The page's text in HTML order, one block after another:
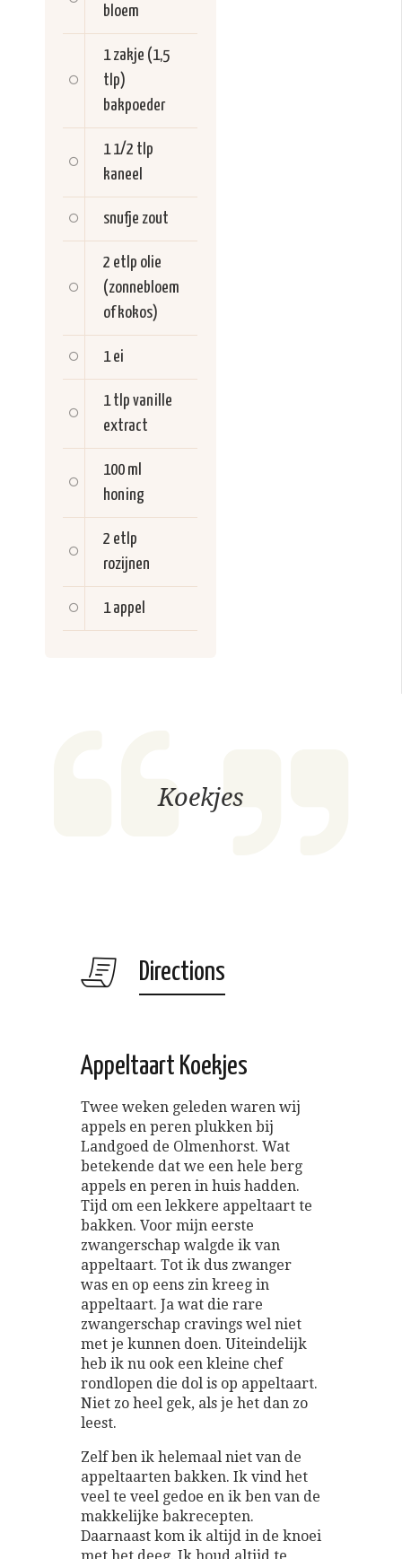
bloem
1 zakje (1,5
tlp)
bakpoeder
1 1/2 tlp
kaneel
snufje zout
2 etlp olie
(zonnebloem
of kokos)
1 ei
1 tlp vanille
extract
100 ml
honing
2 etlp
rozijnen
1 appel
Koekjes
Directions
Appeltaart Koekjes
Twee weken geleden waren wij
appels en peren plukken bij
Landgoed de Olmenhorst. Wat
betekende dat we een hele berg
appels en peren in huis hadden.
Tijd om een lekkere appeltaart te
bakken. Voor mijn eerste
zwangerschap walgde ik van
appeltaart. Tot ik dus zwanger
was en op eens zin kreeg in
appeltaart. Ja wat die rare
zwangerschap cravings wel niet
met je kunnen doen. Uiteindelijk
heb ik nu ook een kleine chef
rondlopen die dol is op appeltaart.
Niet zo heel gek, als je het dan zo
leest.
Zelf ben ik helemaal niet van de
appeltaarten bakken. Ik vind het
veel te veel gedoe en ik ben van de
makkelijke bakrecepten.
Daarnaast kom ik altijd in de knoei
met het deeg. Ik houd altijd te